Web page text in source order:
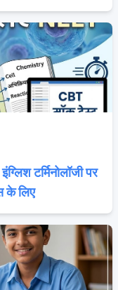
टर्मिनोलॉजी पर
के लिए